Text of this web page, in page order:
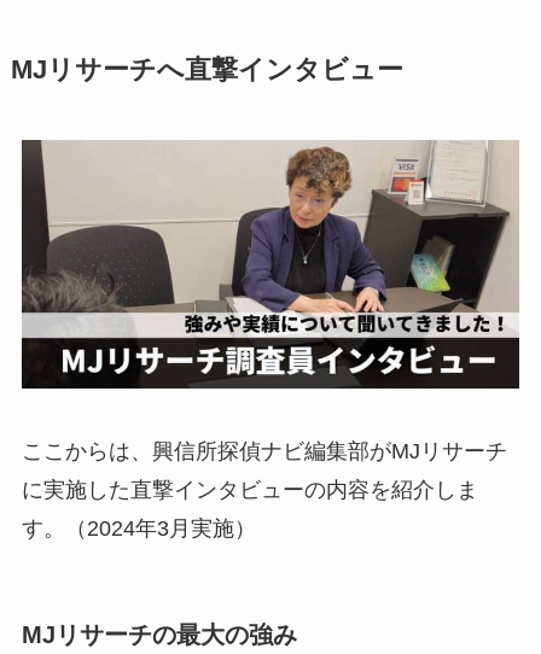
MJリサーチへ直撃インタビュー
ここからは、興信所探偵ナビ編集部がMJリサーチ
に実施した直撃インタビューの内容を紹介しま
す。（2024年3月実施）
MJリサーチの最大の強み